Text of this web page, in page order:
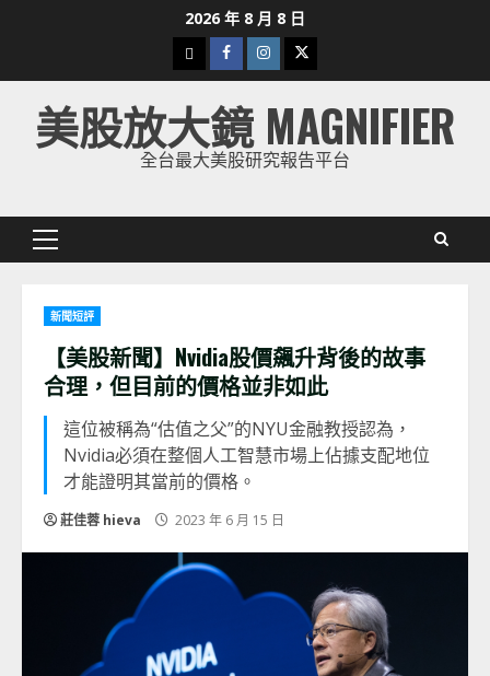
2026 年 8 月 8 日
下
載
美
股
Facebook
Instagram
Twitter
美股放大鏡 MAGNIFIER
全台最大美股研究報告平台
Primary
新聞短評
【美股新聞】Nvidia股價飆升背後的故事
合理，但目前的價格並非如此
這位被稱為“估值之父”的NYU金融教授認為，
Nvidia必須在整個人工智慧市場上佔據支配地位
才能證明其當前的價格。
莊佳蓉 hieva 2023 年 6 月 15 日